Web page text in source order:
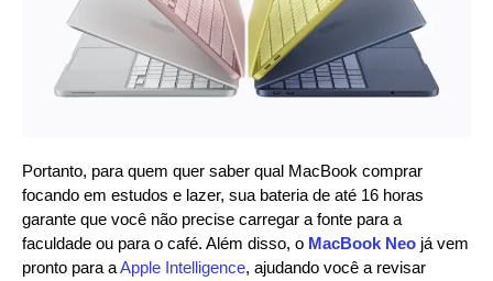
Portanto, para quem quer saber qual MacBook comprar
focando em estudos e lazer, sua bateria de até 16 horas
garante que você não precise carregar a fonte para a
faculdade ou para o café. Além disso, o MacBook Neo já vem
pronto para aApple Intelligence, ajudando você a revisar